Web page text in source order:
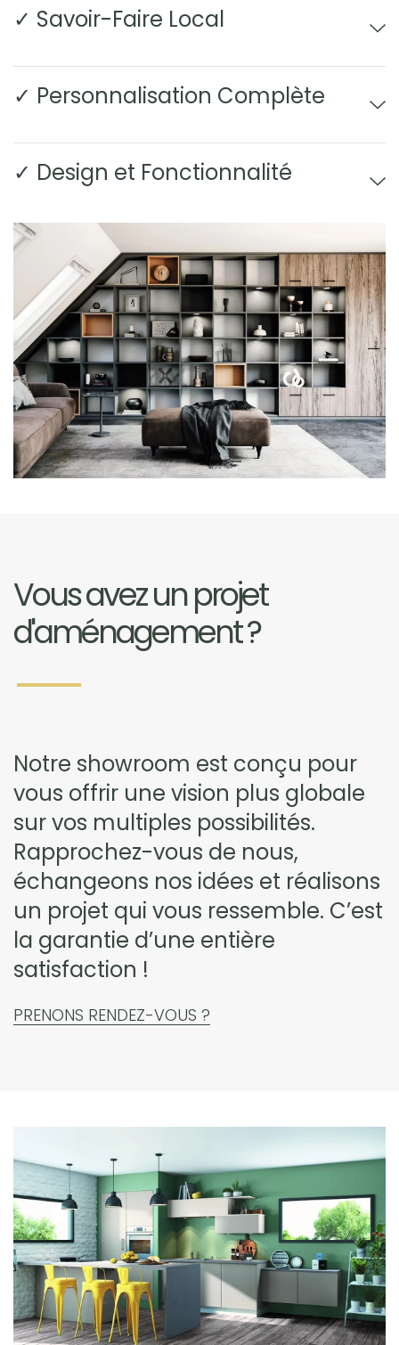
✓ Savoir-Faire Local
✓ Personnalisation Complète
✓ Design et Fonctionnalité
Vous avez un projet
d'aménagement ?
Notre showroom est conçu pour
vous offrir une vision plus globale
sur vos multiples possibilités.
Rapprochez-vous de nous,
échangeons nos idées et réalisons
un projet qui vous ressemble. C’est
la garantie d’une entière
satisfaction !
PRENONS RENDEZ-VOUS ?